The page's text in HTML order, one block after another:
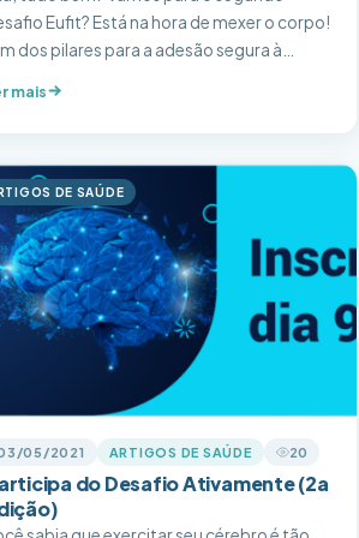
Eufit? Está na hora de mexer o corpo!
dos pilares para a adesão segura à
será fundamental estar atento ao
posicionamento corporal,
[…]
mais
DE SAÚDE
05/2021 ARTIGOS DE SAÚDE 20
do Desafio Ativamente (2a